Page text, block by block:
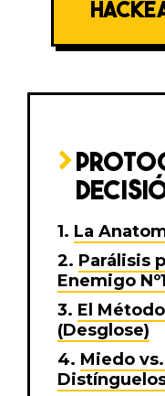
La
Parálisis
Enemigo Nº1
El
(Desglose)
Miedo